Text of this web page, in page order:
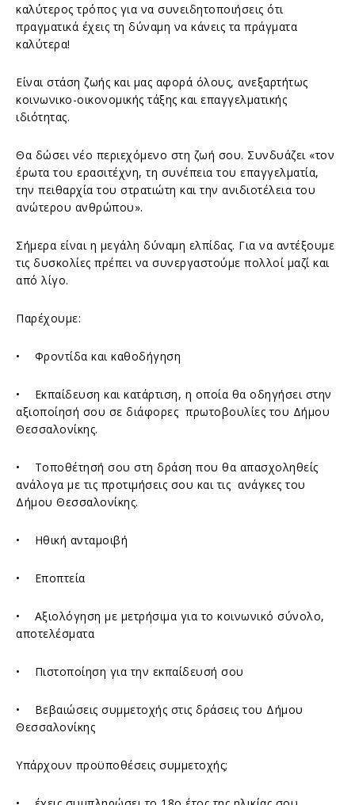
καλύτερος τρόπος για να συνειδητοποιήσεις ότι
πραγματικά έχεις τη δύναμη να κάνεις τα πράγματα
καλύτερα!
Είναι στάση ζωής και μας αφορά όλους, ανεξαρτήτως
κοινωνικο-οικονομικής τάξης και επαγγελματικής
ιδιότητας.
Θα δώσει νέο περιεχόμενο στη ζωή σου. Συνδυάζει «τον
έρωτα του ερασιτέχνη, τη συνέπεια του επαγγελματία,
την πειθαρχία του στρατιώτη και την ανιδιοτέλεια του
ανώτερου ανθρώπου».
Σήμερα είναι η μεγάλη δύναμη ελπίδας. Για να αντέξουμε
τις δυσκολίες πρέπει να συνεργαστούμε πολλοί μαζί και
από λίγο.
Παρέχουμε:
• Φροντίδα και καθοδήγηση
• Εκπαίδευση και κατάρτιση, η οποία θα οδηγήσει στην
αξιοποίησή σου σε διάφορες πρωτοβουλίες του Δήμου
Θεσσαλονίκης.
• Τοποθέτησή σου στη δράση που θα απασχοληθείς
ανάλογα με τις προτιμήσεις σου και τις ανάγκες του
Δήμου Θεσσαλονίκης.
• Ηθική ανταμοιβή
• Εποπτεία
• Αξιολόγηση με μετρήσιμα για το κοινωνικό σύνολο,
αποτελέσματα
• Πιστοποίηση για την εκπαίδευσή σου
• Βεβαιώσεις συμμετοχής στις δράσεις του Δήμου
Θεσσαλονίκης
Υπάρχουν προϋποθέσεις συμμετοχής;